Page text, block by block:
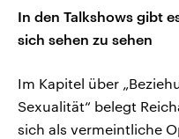
In den Talkshows gibt
sich sehen zu sehen
Im Kapitel über
Sexualität“ belegt
sich als vermeintliche